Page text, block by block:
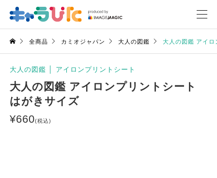
全商品 カミオジャパン 大人の図鑑 大人の図鑑 アイ
大人の図鑑 アイロンプリントシート
大人の図鑑 アイロンプリントシート
はがきサイズ
¥660(税込)